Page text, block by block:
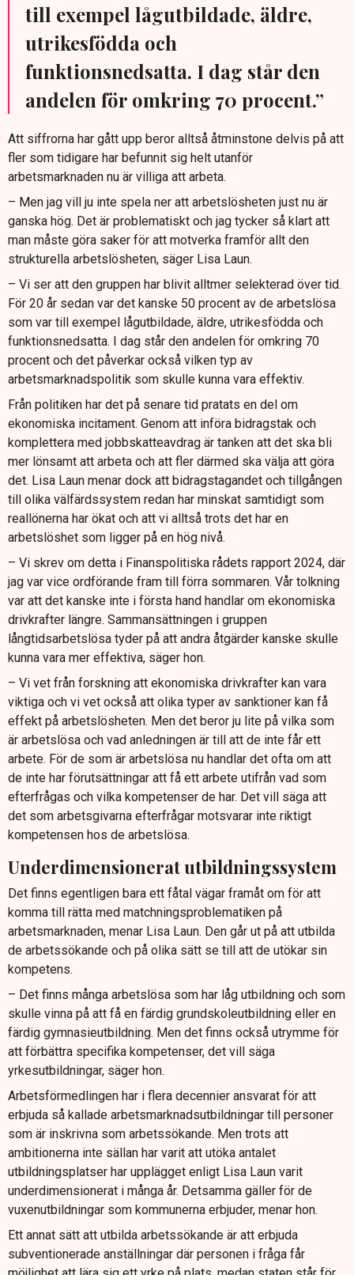
till exempel lågutbildade, äldre,
utrikesfödda och
funktionsnedsatta. I dag står den
andelen för omkring 70 procent.”
Att siffrorna har gått upp beror alltså åtminstone delvis på att
fler som tidigare har befunnit sig helt utanför
arbetsmarknaden nu är villiga att arbeta.
– Men jag vill ju inte spela ner att arbetslösheten just nu är
ganska hög. Det är problematiskt och jag tycker så klart att
man måste göra saker för att motverka framför allt den
strukturella arbetslösheten, säger Lisa Laun.
– Vi ser att den gruppen har blivit alltmer selekterad över tid.
För 20 år sedan var det kanske 50 procent av de arbetslösa
som var till exempel lågutbildade, äldre, utrikesfödda och
funktionsnedsatta. I dag står den andelen för omkring 70
procent och det påverkar också vilken typ av
arbetsmarknadspolitik som skulle kunna vara effektiv.
Från politiken har det på senare tid pratats en del om
ekonomiska incitament. Genom att införa bidragstak och
komplettera med jobbskatteavdrag är tanken att det ska bli
mer lönsamt att arbeta och att fler därmed ska välja att göra
det. Lisa Laun menar dock att bidragstagandet och tillgången
till olika välfärdssystem redan har minskat samtidigt som
reallönerna har ökat och att vi alltså trots det har en
arbetslöshet som ligger på en hög nivå.
– Vi skrev om detta i Finanspolitiska rådets rapport 2024, där
jag var vice ordförande fram till förra sommaren. Vår tolkning
var att det kanske inte i första hand handlar om ekonomiska
drivkrafter längre. Sammansättningen i gruppen
långtidsarbetslösa tyder på att andra åtgärder kanske skulle
kunna vara mer effektiva, säger hon.
– Vi vet från forskning att ekonomiska drivkrafter kan vara
viktiga och vi vet också att olika typer av sanktioner kan få
effekt på arbetslösheten. Men det beror ju lite på vilka som
är arbetslösa och vad anledningen är till att de inte får ett
arbete. För de som är arbetslösa nu handlar det ofta om att
de inte har förutsättningar att få ett arbete utifrån vad som
efterfrågas och vilka kompetenser de har. Det vill säga att
det som arbetsgivarna efterfrågar motsvarar inte riktigt
kompetensen hos de arbetslösa.
Underdimensionerat utbildningssystem
Det finns egentligen bara ett fåtal vägar framåt om för att
komma till rätta med matchningsproblematiken på
arbetsmarknaden, menar Lisa Laun. Den går ut på att utbilda
de arbetssökande och på olika sätt se till att de utökar sin
kompetens.
– Det finns många arbetslösa som har låg utbildning och som
skulle vinna på att få en färdig grundskoleutbildning eller en
färdig gymnasieutbildning. Men det finns också utrymme för
att förbättra specifika kompetenser, det vill säga
yrkesutbildningar, säger hon.
Arbetsförmedlingen har i flera decennier ansvarat för att
erbjuda så kallade arbetsmarknadsutbildningar till personer
som är inskrivna som arbetssökande. Men trots att
ambitionerna inte sällan har varit att utöka antalet
utbildningsplatser har upplägget enligt Lisa Laun varit
underdimensionerat i många år. Detsamma gäller för de
vuxenutbildningar som kommunerna erbjuder, menar hon.
Ett annat sätt att utbilda arbetssökande är att erbjuda
subventionerade anställningar där personen i fråga får